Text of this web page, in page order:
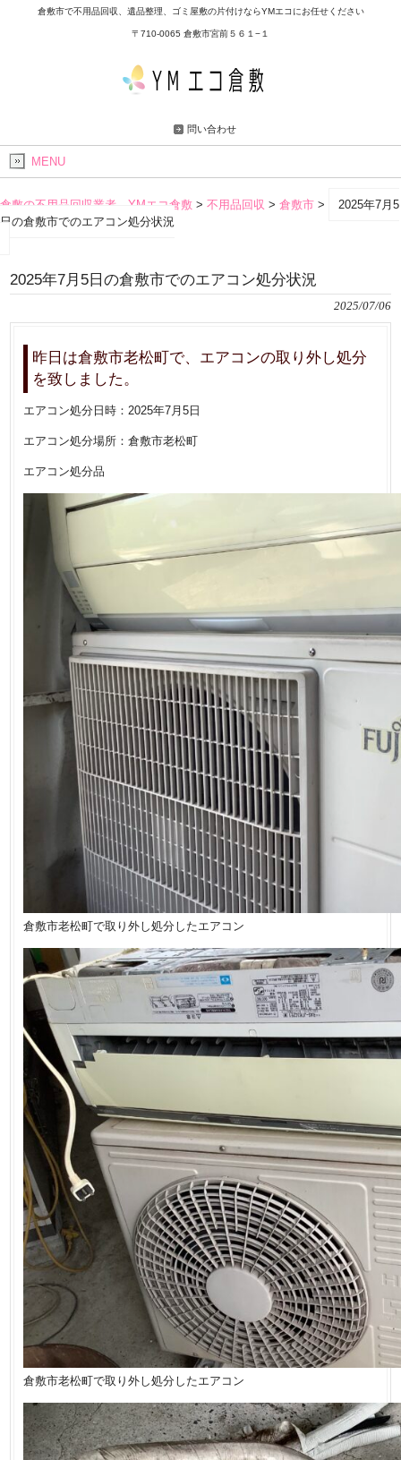
倉敷市で不用品回収、遺品整理、ゴミ屋敷の片付けならYMエコにお任せください
〒710-0065 倉敷市宮前５６１−１
問い合わせ
MENU
倉敷の不用品回収業者 YMエコ倉敷 > 不用品回収 > 倉敷市 >
2025年7月5
日の倉敷市でのエアコン処分状況
2025年7月5日の倉敷市でのエアコン処分状況
2025/07/06
昨日は倉敷市老松町で、エアコンの取り外し処分
を致しました。
エアコン処分日時：2025年7月5日
エアコン処分場所：倉敷市老松町
エアコン処分品
倉敷市老松町で取り外し処分したエアコン
倉敷市老松町で取り外し処分したエアコン